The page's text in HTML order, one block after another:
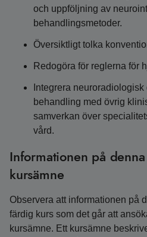
och uppföljning av
behandlingsmetoder.
Översiktligt tolka
Redogöra för reglerna för
Integrera
behandling med övrig
samverkan över
vård.
Informationen på
kursämne
Observera att informationen på
färdig kurs som det går att
kursämne. Ett kursämne